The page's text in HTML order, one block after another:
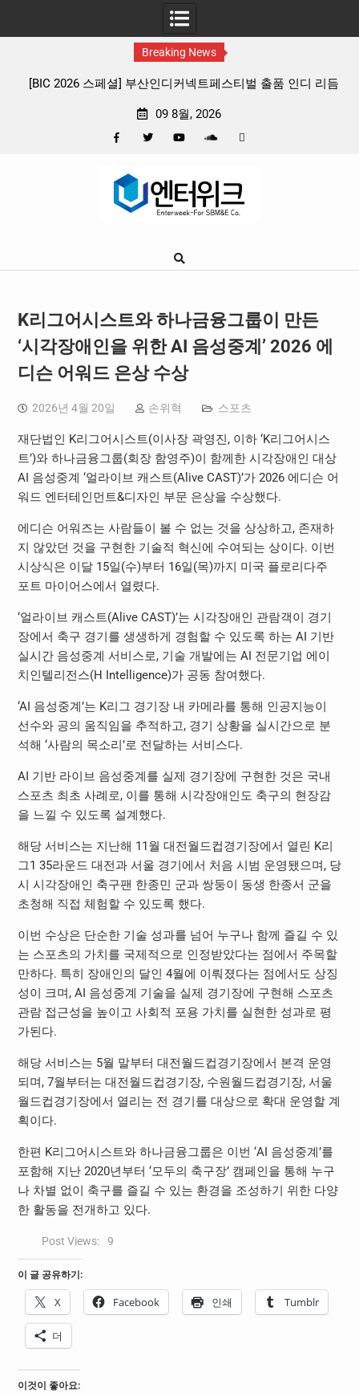
Breaking News
트페스티벌 출품 인디 리듬
판타지 케이팝 애니메이션 ‘고스트밴
09 8월, 2026
Google
K리그어시스트와 하나금융그룹이 만든
‘시각장애인을 위한 AI 음성중계’ 2026 에
디슨 어워드 은상 수상
2026년 4월 20일 손위혁 스포츠
재단법인 K리그어시스트(이사장 곽영진, 이하 ‘K리그어시스
트’)와 하나금융그룹(회장 함영주)이 함께한 시각장애인 대상
AI 음성중계 ‘얼라이브 캐스트(Alive CAST)’가 2026 에디슨 어
워드 엔터테인먼트&디자인 부문 은상을 수상했다.
에디슨 어워즈는 사람들이 볼 수 없는 것을 상상하고, 존재하
지 않았던 것을 구현한 기술적 혁신에 수여되는 상이다. 이번
시상식은 이달 15일(수)부터 16일(목)까지 미국 플로리다주
포트 마이어스에서 열렸다.
‘얼라이브 캐스트(Alive CAST)’는 시각장애인 관람객이 경기
장에서 축구 경기를 생생하게 경험할 수 있도록 하는 AI 기반
실시간 음성중계 서비스로, 기술 개발에는 AI 전문기업 에이
치인텔리전스(H Intelligence)가 공동 참여했다.
‘AI 음성중계’는 K리그 경기장 내 카메라를 통해 인공지능이
선수와 공의 움직임을 추적하고, 경기 상황을 실시간으로 분
석해 ‘사람의 목소리’로 전달하는 서비스다.
AI 기반 라이브 음성중계를 실제 경기장에 구현한 것은 국내
스포츠 최초 사례로, 이를 통해 시각장애인도 축구의 현장감
을 느낄 수 있도록 설계했다.
해당 서비스는 지난해 11월 대전월드컵경기장에서 열린 K리
그1 35라운드 대전과 서울 경기에서 처음 시범 운영됐으며, 당
시 시각장애인 축구팬 한종민 군과 쌍둥이 동생 한종서 군을
초청해 직접 체험할 수 있도록 했다.
이번 수상은 단순한 기술 성과를 넘어 누구나 함께 즐길 수 있
는 스포츠의 가치를 국제적으로 인정받았다는 점에서 주목할
만하다. 특히 장애인의 달인 4월에 이뤄졌다는 점에서도 상징
성이 크며, AI 음성중계 기술을 실제 경기장에 구현해 스포츠
관람 접근성을 높이고 사회적 포용 가치를 실현한 성과로 평
가된다.
해당 서비스는 5월 말부터 대전월드컵경기장에서 본격 운영
되며, 7월부터는 대전월드컵경기장, 수원월드컵경기장, 서울
월드컵경기장에서 열리는 전 경기를 대상으로 확대 운영할 계
획이다.
한편 K리그어시스트와 하나금융그룹은 이번 ‘AI 음성중계’를
포함해 지난 2020년부터 ‘모두의 축구장’ 캠페인을 통해 누구
나 차별 없이 축구를 즐길 수 있는 환경을 조성하기 위한 다양
한 활동을 전개하고 있다.
Post Views: 9
이 글 공유하기:
X Facebook 인쇄 Tumblr
더
이것이 좋아요: